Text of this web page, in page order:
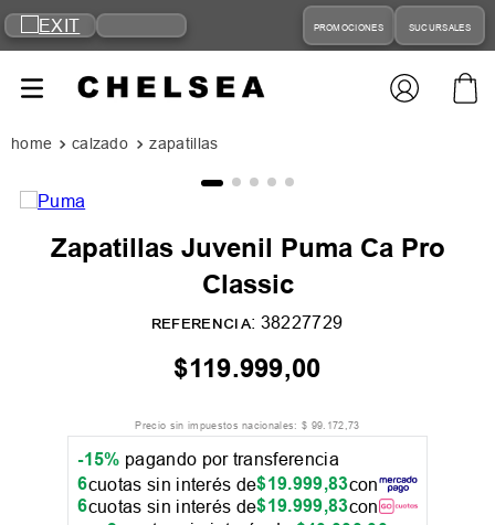
PROMOCIONES SUCURSALES
calzado zapatillas
Zapatillas Juvenil Puma Ca Pro
Classic
REFERENCIA: 38227729
$119.999,00
Precio sin impuestos nacionales: $ 99. 172,73
-15% pagando por transferencia
6cuotas sin interés de$19.999,83con
6cuotas sin interés de$19.999,83con